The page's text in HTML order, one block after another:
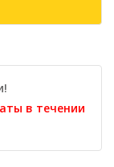
в течении